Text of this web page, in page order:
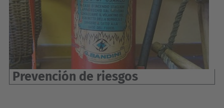
Prevención de riesgos